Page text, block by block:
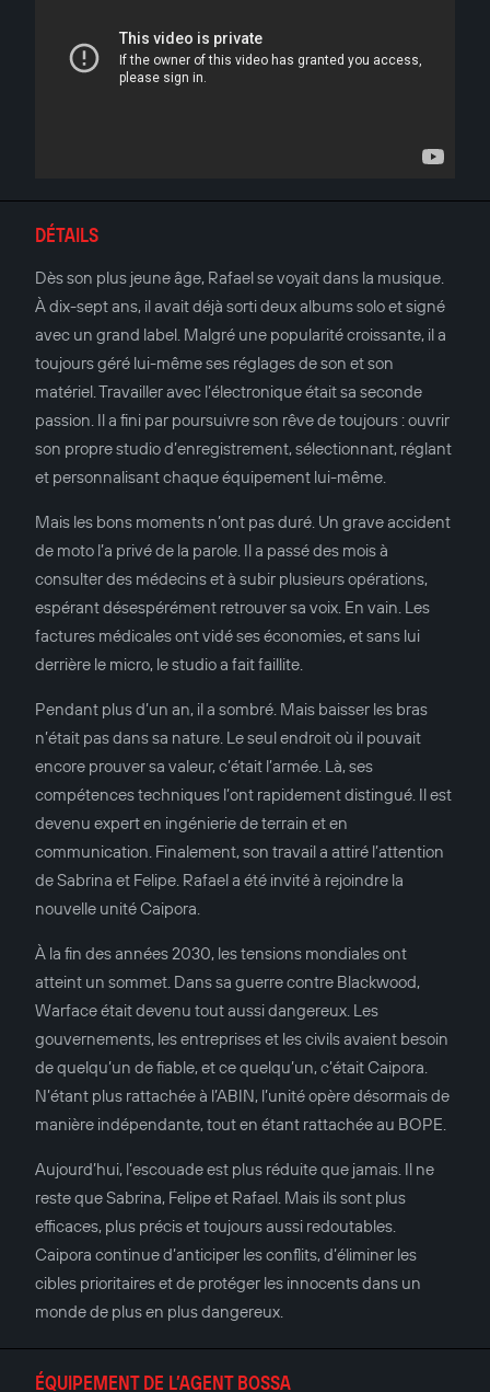
DÉTAILS
Dès son plus jeune âge, Rafael se voyait dans la musique.
À dix-sept ans, il avait déjà sorti deux albums solo et signé
avec un grand label. Malgré une popularité croissante, il a
toujours géré lui-même ses réglages de son et son
matériel. Travailler avec l’électronique était sa seconde
passion. Il a fini par poursuivre son rêve de toujours : ouvrir
son propre studio d’enregistrement, sélectionnant, réglant
et personnalisant chaque équipement lui-même.
Mais les bons moments n’ont pas duré. Un grave accident
de moto l’a privé de la parole. Il a passé des mois à
consulter des médecins et à subir plusieurs opérations,
espérant désespérément retrouver sa voix. En vain. Les
factures médicales ont vidé ses économies, et sans lui
derrière le micro, le studio a fait faillite.
Pendant plus d’un an, il a sombré. Mais baisser les bras
n’était pas dans sa nature. Le seul endroit où il pouvait
encore prouver sa valeur, c’était l’armée. Là, ses
compétences techniques l’ont rapidement distingué. Il est
devenu expert en ingénierie de terrain et en
communication. Finalement, son travail a attiré l’attention
de Sabrina et Felipe. Rafael a été invité à rejoindre la
nouvelle unité Caipora.
À la fin des années 2030, les tensions mondiales ont
atteint un sommet. Dans sa guerre contre Blackwood,
Warface était devenu tout aussi dangereux. Les
gouvernements, les entreprises et les civils avaient besoin
de quelqu’un de fiable, et ce quelqu’un, c’était Caipora.
N’étant plus rattachée à l’ABIN, l’unité opère désormais de
manière indépendante, tout en étant rattachée au BOPE.
Aujourd’hui, l’escouade est plus réduite que jamais. Il ne
reste que Sabrina, Felipe et Rafael. Mais ils sont plus
efficaces, plus précis et toujours aussi redoutables.
Caipora continue d’anticiper les conflits, d’éliminer les
cibles prioritaires et de protéger les innocents dans un
monde de plus en plus dangereux.
ÉQUIPEMENT DE L’AGENT BOSSA